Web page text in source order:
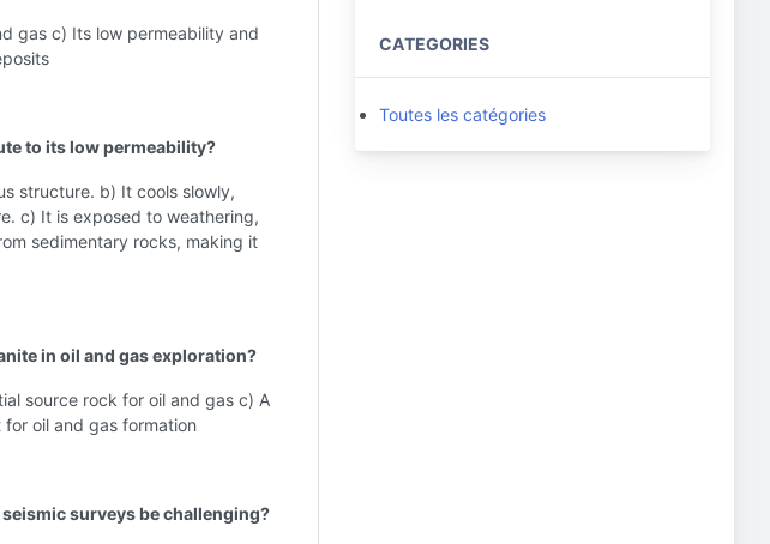
gas c) Its low permeability and
to its low permeability?
structure. b) It cools slowly,
c) It is exposed to weathering,
sedimentary rocks, making it
in oil and gas exploration?
source rock for oil and gas c) A
oil and gas formation
surveys be challenging?
CATEGORIES
Toutes les catégories